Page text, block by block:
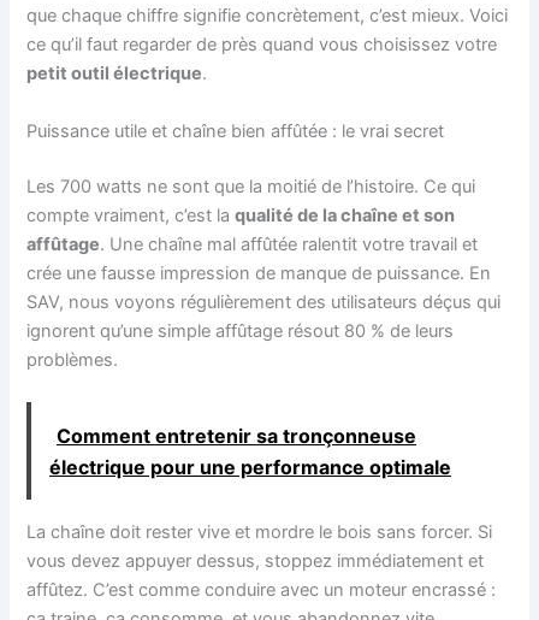
que chaque chiffre signifie concrètement, c’est mieux. Voici
ce qu’il faut regarder de près quand vous choisissez votre
petit outil électrique.
Puissance utile et chaîne bien affûtée : le vrai secret
Les 700 watts ne sont que la moitié de l’histoire. Ce qui
compte vraiment, c’est laqualité de la chaîne et son
affûtage. Une chaîne mal affûtée ralentit votre travail et
crée une fausse impression de manque de puissance. En
SAV, nous voyons régulièrement des utilisateurs déçus qui
ignorent qu’une simple affûtage résout 80 % de leurs
problèmes.
Comment entretenir sa tronçonneuse
électrique pour une performance optimale
La chaîne doit rester vive et mordre le bois sans forcer. Si
vous devez appuyer dessus, stoppez immédiatement et
affûtez. C’est comme conduire avec un moteur encrassé :